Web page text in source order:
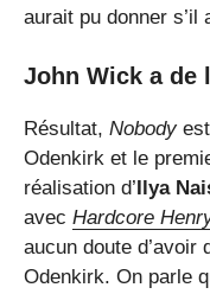
aurait pu donner s’il
John Wick a de
Résultat, Nobodyest
Odenkirk et le
réalisation d’ Ilya
avec Hardcore
aucun doute d’avoir
Odenkirk. On parle